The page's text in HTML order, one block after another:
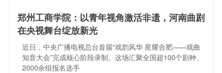
郑州工商学院：以青年视角激活非遗，河南曲剧
在央视舞台绽放新光
近日，中央广播电视总台首届“戏韵风华 星耀合肥——戏曲
知音大会”完成核心阶段录制。这场汇聚全国超100个剧种、
2000余组报名选手